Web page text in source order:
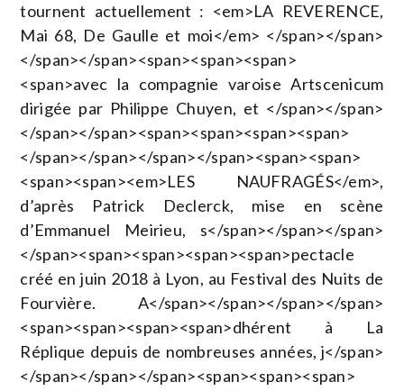
tournent actuellement : <em>LA REVERENCE,
Mai 68, De Gaulle et moi</em> </span></span>
</span></span><span><span><span>
<span>avec la compagnie varoise Artscenicum
dirigée par Philippe Chuyen, et </span></span>
</span></span><span><span><span><span>
</span></span></span></span><span><span>
<span><span><em>LES NAUFRAGÉS</em>,
d’après Patrick Declerck, mise en scène
d’Emmanuel Meirieu, s</span></span></span>
</span><span><span><span><span>pectacle
créé en juin 2018 à Lyon, au Festival des Nuits de
Fourvière. A</span></span></span></span>
<span><span><span><span>dhérent à La
Réplique depuis de nombreuses années, j</span>
</span></span></span><span><span><span>